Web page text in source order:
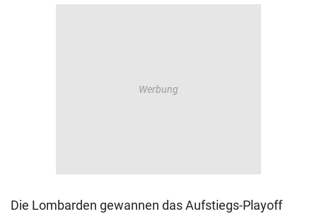
Die Lombarden gewannen das Aufstiegs-Playoff